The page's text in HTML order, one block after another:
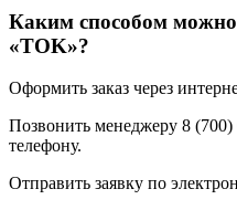
Каким способом
«TOK»?
Оформить заказ через
Позвонить менеджеру 8
телефону.
Отправить заявку по